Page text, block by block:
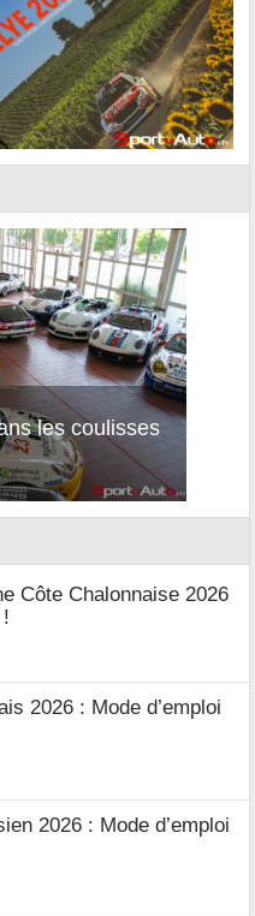
les coulisses
Côte Chalonnaise 2026
2026 : Mode d’emploi
2026 : Mode d’emploi